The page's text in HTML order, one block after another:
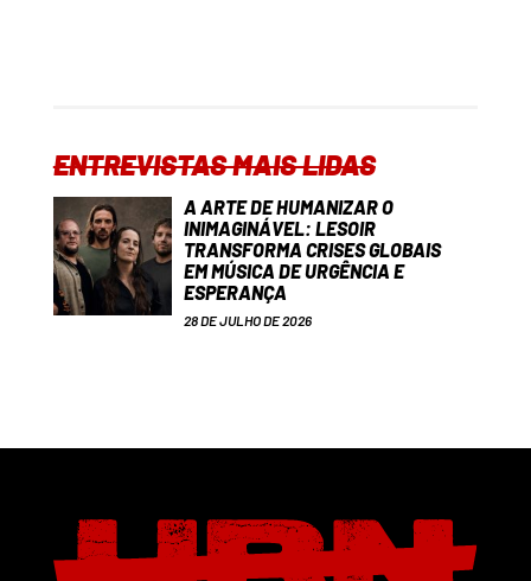
ENTREVISTAS MAIS LIDAS
A ARTE DE HUMANIZAR O
INIMAGINÁVEL: LESOIR
TRANSFORMA CRISES GLOBAIS
EM MÚSICA DE URGÊNCIA E
ESPERANÇA
28 DE JULHO DE 2026